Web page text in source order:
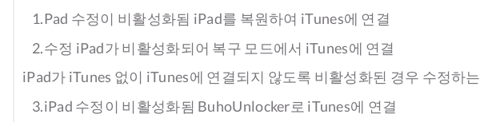
1.Pad 수정이 비활성화됨 iPad를 복원하여 iTunes에 연결
2.수정 iPad가 비활성화되어 복구 모드에서 iTunes에 연결
iPad가 iTunes 없이 iTunes에 연결되지 않도록 비활성화된 경우 수정하는
3.iPad 수정이 비활성화됨 BuhoUnlocker로 iTunes에 연결